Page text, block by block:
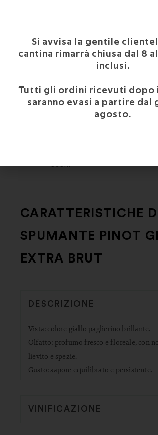
CRUDITÈ DI GAMBERI
TATAKI
SUSHI
CARATTERISTICHE
SPUMANTE PINOT
EXTRA BRUT
DESCRIZIONE
Vista: colore giallo paglierino brillante.
Olfatto: profumo fresco e floreale, con
lievito e spezie.
Gusto: sapore equilibrato e persistente.
VINIFICAZIONE
Si avvisa la gentile
cantina rimarrà chiusa dal 8
inclusi.
Tutti gli ordini ricevuti dopo
saranno evasi a partire dal
agosto.